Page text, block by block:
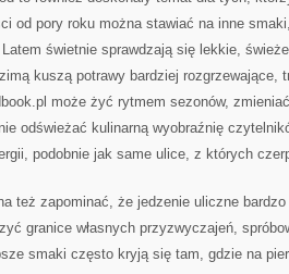
od pory roku można stawiać na inne
świetnie sprawdzają się lekkie,
kuszą potrawy bardziej rozgrzewające,
może żyć rytmem sezonów,
odświeżać kulinarną wyobraźnię
podobnie jak same ulice, z których
też zapominać, że jedzenie uliczne
granice własnych przyzwyczajeń,
smaki często kryją się tam, gdzie na